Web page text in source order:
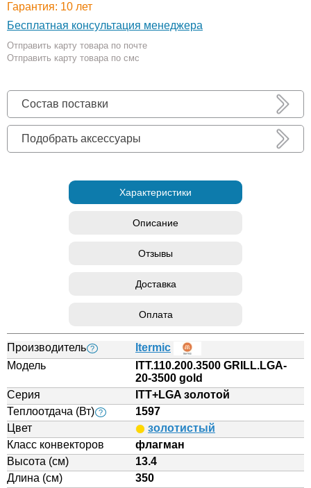
Гарантия: 10 лет
Бесплатная консультация менеджера
Отправить карту товара по почте
Отправить карту товара по смс
Состав поставки
Подобрать аксессуары
Характеристики
Описание
Отзывы
Доставка
Оплата
Производитель ?
Itermic
Модель
ITT.110.200.3500 GRILL.LGA-
20-3500 gold
Серия
ITT+LGA золотой
Теплоотдача (Вт) ?
1597
Цвет
золотистый
Класс конвекторов
флагман
Высота (см)
13.4
Длина (см)
350